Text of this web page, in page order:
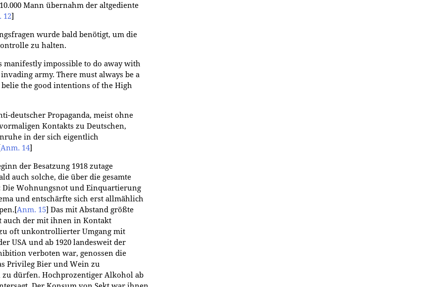
Mann übernahm der altgediente
12]
wurde bald benötigt, um die
zu halten.
impossible to do away with
army. There must always be a
the good intentions of the High
deutscher Propaganda, meist ohne
Kontakts zu Deutschen,
in der sich eigentlich
[Anm. 14]
der Besatzung 1918 zutage
auch solche, die über die gesamte
Die Wohnungsnot und Einquartierung
und entschärfte sich erst allmählich
[Anm. 15] Das mit Abstand größte
auch der mit ihnen in Kontakt
oft unkontrollierter Umgang mit
USA und ab 1920 landesweit der
verboten war, genossen die
Privileg Bier und Wein zu
zu dürfen. Hochprozentiger Alkohol ab